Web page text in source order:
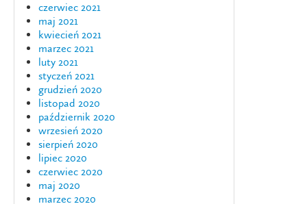
czerwiec 2021
maj 2021
kwiecień 2021
marzec 2021
luty 2021
styczeń 2021
grudzień 2020
listopad 2020
październik 2020
wrzesień 2020
sierpień 2020
lipiec 2020
czerwiec 2020
maj 2020
marzec 2020